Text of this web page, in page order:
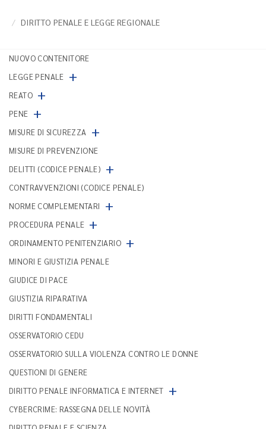
DIRITTO PENALE E LEGGE REGIONALE
NUOVO CONTENITORE
LEGGE PENALE +
REATO +
PENE +
MISURE DI SICUREZZA +
MISURE DI PREVENZIONE
DELITTI (CODICE PENALE) +
CONTRAVVENZIONI (CODICE PENALE)
NORME COMPLEMENTARI
+
PROCEDURA PENALE +
ORDINAMENTO PENITENZIARIO +
MINORI E GIUSTIZIA PENALE
GIUDICE DI PACE
GIUSTIZIA RIPARATIVA
DIRITTI FONDAMENTALI
OSSERVATORIO CEDU
OSSERVATORIO SULLA VIOLENZA CONTRO LE DONNE
QUESTIONI DI GENERE
DIRITTO PENALE INFORMATICA E INTERNET +
CYBERCRIME: RASSEGNA DELLE NOVITÀ